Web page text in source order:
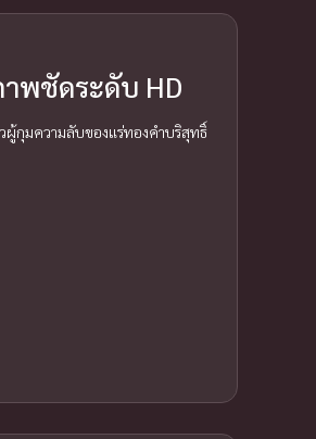
พชัดระดับ HD
กุมความลับของแร่ทองคำบริสุทธิ์